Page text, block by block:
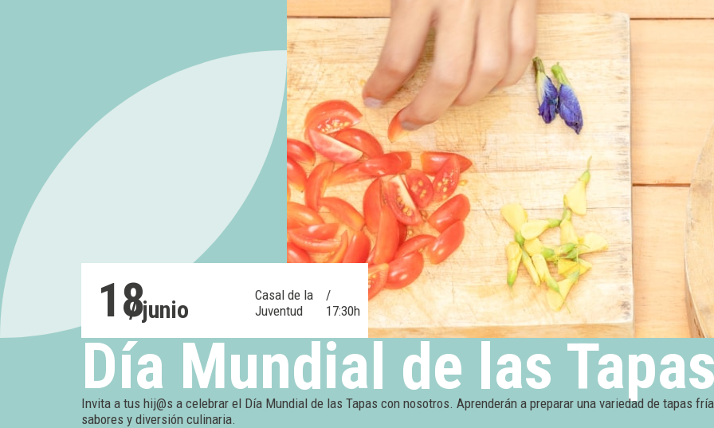
18/ junio
Casal de la
Juventud
/
17:30h
Día Mundial de las
Invita a tus hij@s a celebrar el Día Mundial de las Tapas con nosotros. Aprenderán a preparar una variedad de tapas
sabores y diversión culinaria.